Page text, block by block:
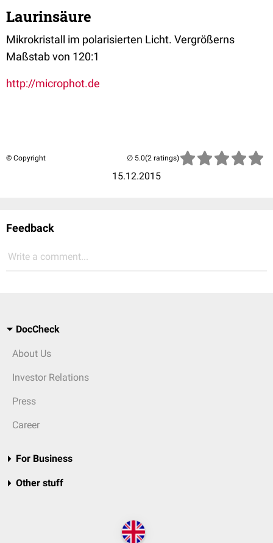
Laurinsäure
Mikrokristall im polarisierten Licht. Vergrößerns
Maßstab von 120:1
http://microphot.de
© Copyright
15.12.2015
(2 ratings)
Feedback
Write a comment...
DocCheck
About Us
Investor Relations
Press
Career
For Business
Other stuff